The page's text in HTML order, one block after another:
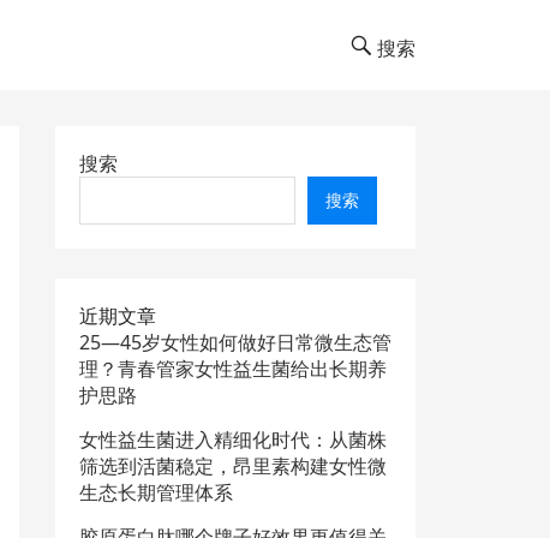
搜索
搜索
搜索
近期文章
25—45岁女性如何做好日常微生态管
理？青春管家女性益生菌给出长期养
护思路
女性益生菌进入精细化时代：从菌株
筛选到活菌稳定，昂里素构建女性微
生态长期管理体系